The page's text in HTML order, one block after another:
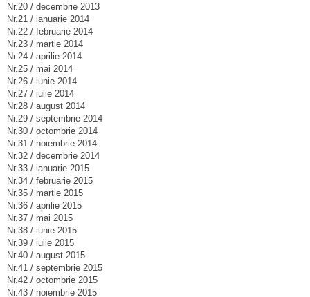
Nr.20 / decembrie 2013
Nr.21 / ianuarie 2014
Nr.22 / februarie 2014
Nr.23 / martie 2014
Nr.24 / aprilie 2014
Nr.25 / mai 2014
Nr.26 / iunie 2014
Nr.27 / iulie 2014
Nr.28 / august 2014
Nr.29 / septembrie 2014
Nr.30 / octombrie 2014
Nr.31 / noiembrie 2014
Nr.32 / decembrie 2014
Nr.33 / ianuarie 2015
Nr.34 / februarie 2015
Nr.35 / martie 2015
Nr.36 / aprilie 2015
Nr.37 / mai 2015
Nr.38 / iunie 2015
Nr.39 / iulie 2015
Nr.40 / august 2015
Nr.41 / septembrie 2015
Nr.42 / octombrie 2015
Nr.43 / noiembrie 2015